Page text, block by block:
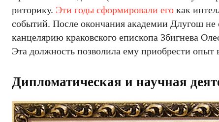
риторику. Эти годы сформировали его как
событий. После окончания академии Длугош не
канцелярию краковского епископа Збигнева
Эта должность позволила ему приобрести
Дипломатическая и научная